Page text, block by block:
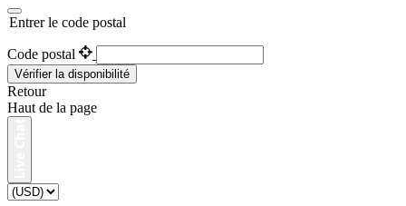
Entrer le code postal
Code postal
Vérifier la disponibilité
Retour
Haut de la page